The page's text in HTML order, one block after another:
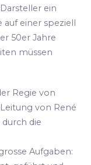
ein
auf einer speziell
50er Jahre
müssen
Regie von
von René
die
Aufgaben: